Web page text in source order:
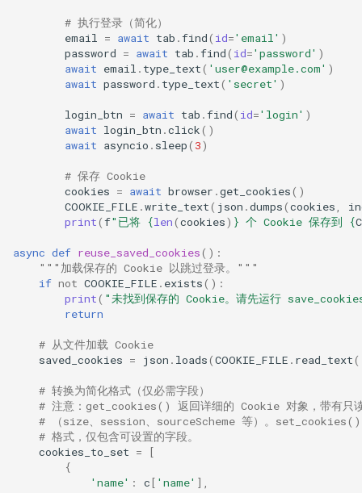
# 执行登录（简化）
email = await tab .find( id='email' )
password = await tab .find( id='password' )
await email . type_text( 'user@example.com' )
await password . type_text( 'secret' )
login_btn = await tab .find( id='login' )
await login_btn .click()
await asyncio . sleep( 3)
# 保存 Cookie
cookies = await browser .get_cookies()
COOKIE_FILE .write_text( json .dumps(cookies,
print(f"已将 {len(cookies) } 个 Cookie 保存到 {
async def reuse_saved_cookies():
"""加载保存的 Cookie 以跳过登录。"""
if not COOKIE_FILE . exists():
print( "未找到保存的 Cookie。请先运行
return
# 从文件加载 Cookie
saved_cookies = json . loads(COOKIE_FILE . read_text
# 转换为简化格式（仅必需字段）
# 注意：get_cookies() 返回详细的 Cookie 对象，带有只
# （size、session、sourceScheme 等）。
# 格式，仅包含可设置的字段。
cookies_to_set =
[
{
'name' : c[ 'name' ],